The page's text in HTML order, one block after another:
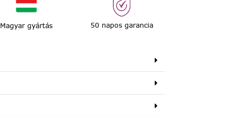
Magyar gyártás 50 napos garancia